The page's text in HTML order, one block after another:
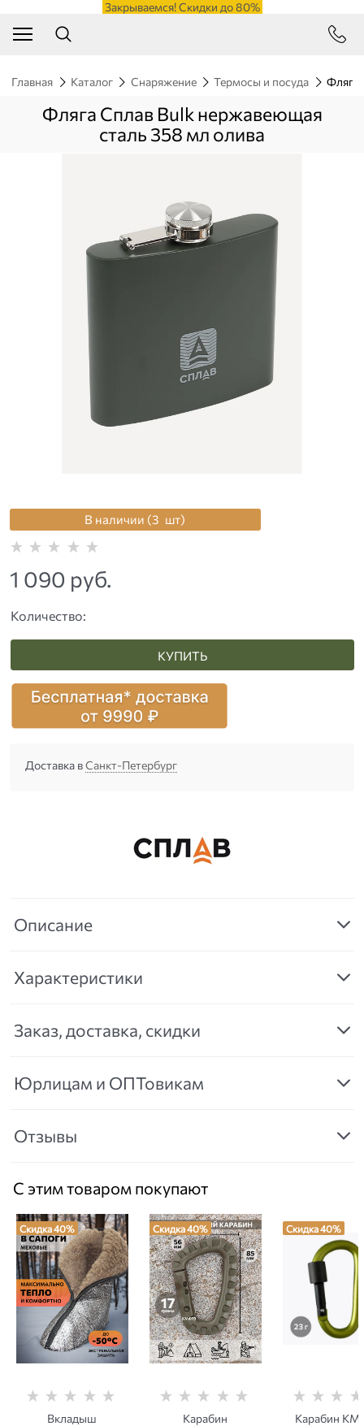
Закрываемся! Скидки до 80%
Главная Каталог Снаряжение Термосы и посуда Фляга
Фляга Сплав Bulk нержавеющая
сталь 358 мл олива
В наличии (3 шт)
1 090 руб.
Количество:
КУПИТЬ
Доставка вСанкт-Петербург
Описание
Характеристики
Заказ, доставка, скидки
Юрлицам и ОПТовикам
Отзывы
С этим товаром покупают
Скидка 40%
Вкладыш
Скидка 40%
Карабин
Скидка 40%
Карабин